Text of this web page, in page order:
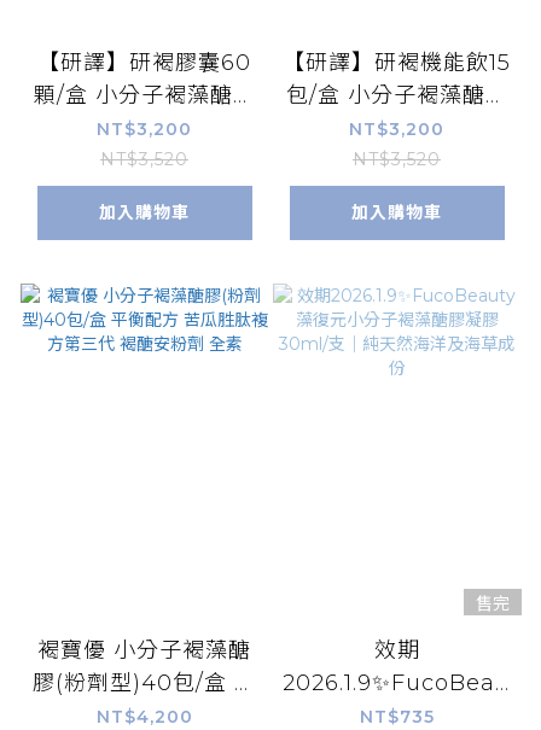
【研譯】研褐膠囊60
顆/盒 小分子褐藻醣膠
多孔高滲透科技 公司
貨附發票【康富久久】
NT$3,200
NT$3,520
加入購物車
【研譯】研褐機能飲15
包/盒 小分子褐藻醣膠
多孔高滲透科技 公司
貨附發票【康富久久】
NT$3,200
NT$3,520
加入購物車
褐寶優 小分子褐藻醣
膠(粉劑型)40包/盒 平
衡配方 苦瓜胜肽複方
NT$4,200
售完
效期
2026.1.9✨FucoBeauty
藻復元小分子褐藻醣膠
NT$735